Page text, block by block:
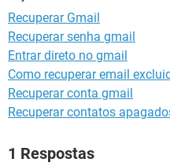
GUIA DE COMPRAS
Recuperar Gmail
Recuperar senha gmail
Entrar direto no gmail
Como recuperar email
Recuperar conta gmail
Recuperar contatos
1 Respostas